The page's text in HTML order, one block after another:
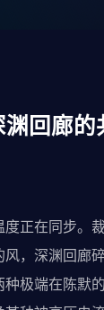
回廊的
正在同步。
风，深渊回廊
极端在陈默